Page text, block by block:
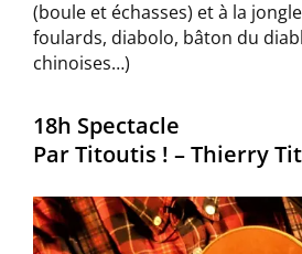
(boule et échasses) et à la
foulards, diabolo, bâton du
chinoises…)
18h Spectacle
Par Titoutis ! – Thierry